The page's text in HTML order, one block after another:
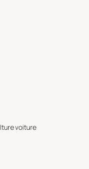
voiture